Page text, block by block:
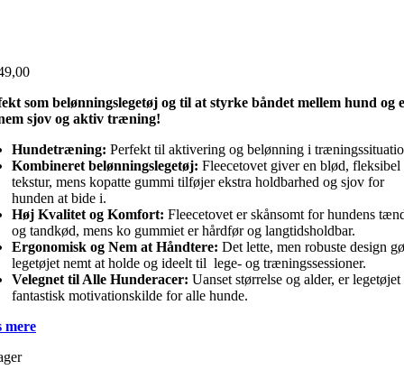
som belønningslegetøj og til at styrke båndet mellem hund og
sjov og aktiv træning!
Hundetræning: Perfekt til aktivering og belønning i
Kombineret belønningslegetøj: Fleecetovet giver en blød, fleksibel
tekstur, mens kopatte gummi tilføjer ekstra holdbarhed og sjov for
hunden at bide i.
Høj Kvalitet og Komfort: Fleecetovet er skånsomt for hundens
og tandkød, mens ko gummiet er hårdfør og langtidsholdbar.
Ergonomisk og Nem at Håndtere: Det lette, men robuste design
legetøjet nemt at holde og ideelt til lege- og træningssessioner.
Velegnet til Alle Hunderacer: Uanset størrelse og alder, er legetøjet
fantastisk motivationskilde for alle hunde.
mere